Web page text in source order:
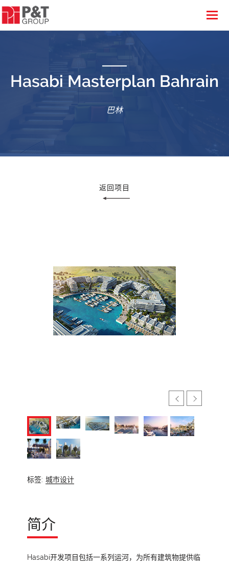
Hasabi Masterplan Bahrain
巴林
返回项目
标签: 城市设计
简介
Hasabi开发项目包括一系列运河，为所有建筑物提供临